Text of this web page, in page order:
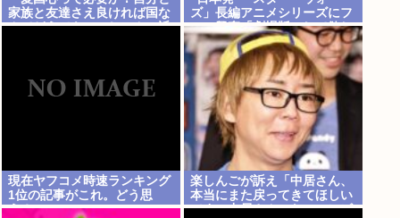
家族と友達さえ良ければ国な
んてどうでもいいじゃん。近
ズ」長編アニメシリーズにフ
ァン興奮「劇場版にして欲し
い」「艦隊戦も派手で面白
い」
現在ヤフコメ時速ランキング
1位の記事がこれ。どう思
う？
楽しんごが訴え「中居さん、
本当にまた戻ってきてほしい
です。中居さんいないテレビ